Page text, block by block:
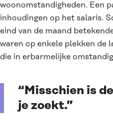
woonomstandigheden. Een
inhoudingen op het salaris.
eind van de maand
waren op enkele plekken de
die in erbarmelijke
“Misschien is
je zoekt.”